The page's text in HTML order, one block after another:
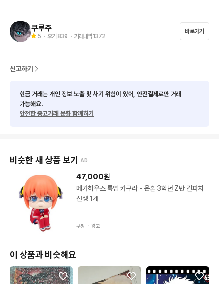
쿠루주
5 ・ 후기 839 ・ 거래내역 1372
바로가기
신고하기
현금 거래는 개인 정보 노출 및 사기 위험이 있어, 안전결제로만 거래
가능해요.
안전한 중고거래 문화 함께하기
비슷한 새 상품 보기 AD
47,000원
메가하우스 룩업 카구라 - 은혼 3학년 Z반 긴파치
선생 1개
쿠팡 ・ 광고
이 상품과 비슷해요